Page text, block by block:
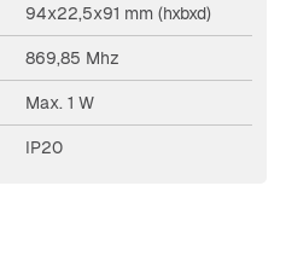
94x22,5x91 mm (hxbxd)
869,85 Mhz
Max. 1 W
IP20